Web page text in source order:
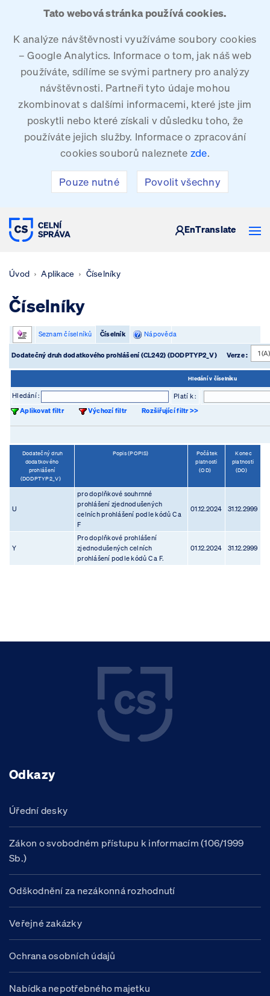
Tato webová stránka používá cookies.
K analýze návštěvnosti využíváme soubory cookies
– Google Analytics. Informace o tom, jak náš web
používáte, sdílíme se svými partnery pro analýzy
návštěvnosti. Partneři tyto údaje mohou
zkombinovat s dalšími informacemi, které jste jim
poskytli nebo které získali v důsledku toho, že
používáte jejich služby. Informace o zpracování
cookies souborů naleznete zde.
Pouze nutné Povolit všechny
CELNÍ SPRÁVA ČESKÉ REPUBLIKY
EnTranslate
Úvod Aplikace Číselníky
Číselníky
Seznam číselníků Číselník Nápověda
Dodatečný druh dodatkového prohlášení (CL242) (DODPTYP2_V) Verze :
Hledání v číselníku
Hledání :
Platí k :
Aplikovat filtr
Výchozí filtr Rozšiřující filtr >>
Dodatečný druh
dodatkového
prohlášení
(DODPTYP2_V)
Popis (POPIS)
Počátek
platnosti
(OD)
Konec
platnosti
(DO)
U
pro doplňkové souhrnné
prohlášení zjednodušených
celních prohlášení podle kódů C a
F
01.12.2024 31.12.2999
Y
Pro doplňkové prohlášení
zjednodušených celních
prohlášení podle kódů C a F.
01.12.2024 31.12.2999
Odkazy
Úřední desky
Zákon o svobodném přístupu k informacím (106/1999
Sb.)
Odškodnění za nezákonná rozhodnutí
Veřejné zakázky
Ochrana osobních údajů
Nabídka nepotřebného majetku